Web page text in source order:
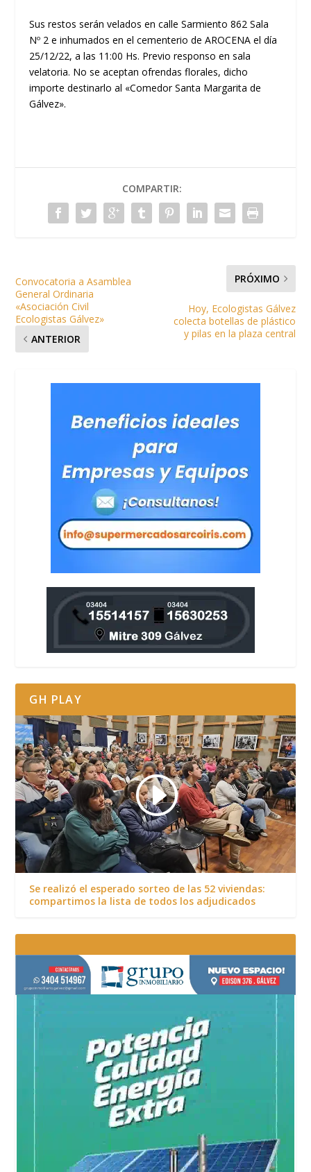
Sus restos serán velados en calle Sarmiento 862 Sala
Nº 2 e inhumados en el cementerio de AROCENA el día
25/12/22, a las 11:00 Hs. Previo responso en sala
velatoria. No se aceptan ofrendas florales, dicho
importe destinarlo al «Comedor Santa Margarita de
Gálvez».
COMPARTIR:
Convocatoria a Asamblea
General Ordinaria
«Asociación Civil
Ecologistas Gálvez»
ANTERIOR
PRÓXIMO
Hoy, Ecologistas Gálvez
colecta botellas de plástico
y pilas en la plaza central
GH PLAY
Se realizó el esperado sorteo de las 52 viviendas:
compartimos la lista de todos los adjudicados